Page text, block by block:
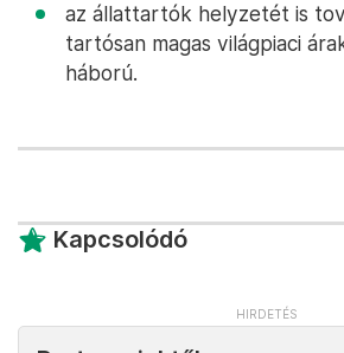
az állattartók helyzetét is
tartósan magas világpiaci
háború.
Kapcsolódó